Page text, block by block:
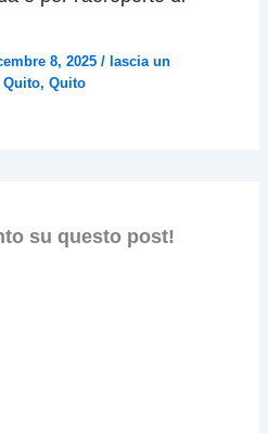
8, 2025/ lascia un
Quito,Quito
su questo post!